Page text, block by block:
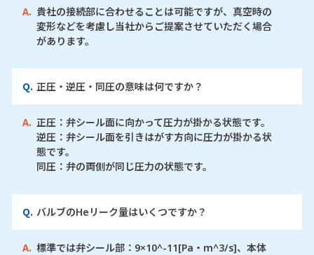
A. 貴社の接続部に合わせることは可能ですが、真空時の
変形などを考慮し当社からご提案させていただく場合
があります。
Q. 正圧・逆圧・同圧の意味は何ですか？
A. 正圧：弁シール面に向かって圧力が掛かる状態です。
逆圧：弁シール面を引きはがす方向に圧力が掛かる状
態です。
同圧：弁の両側が同じ圧力の状態です。
Q. バルブのHeリーク量はいくつですか？
A. 標準では弁シール部：9×10^-11[Pa・m^3/s]、本体